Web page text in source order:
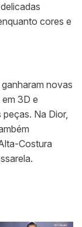
cores e
novas
3D e
Na Dior,
Costura